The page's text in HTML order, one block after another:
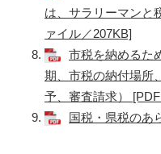
は、サラリーマンと
ァイル／207KB]
市税を納めるた
期、市税の納付場所
予、審査請求）
国税・県税のあ